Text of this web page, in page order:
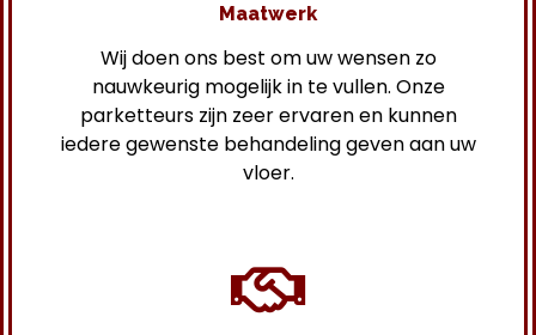
Maatwerk
Wij doen ons best om uw wensen zo
nauwkeurig mogelijk in te vullen. Onze
parketteurs zijn zeer ervaren en kunnen
iedere gewenste behandeling geven aan uw
vloer.